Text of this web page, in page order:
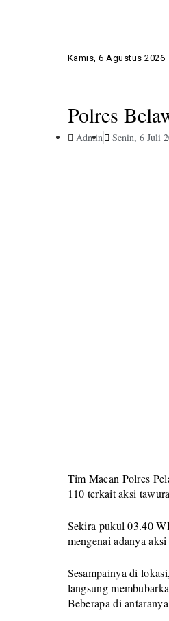
Kamis, 6 Agustus 2026
Polres
Admin Senin, 6 Juli
Tim Macan Polres
110 terkait aksi
Sekira pukul 03.40
mengenai adanya
Sesampainya di
langsung
Beberapa di